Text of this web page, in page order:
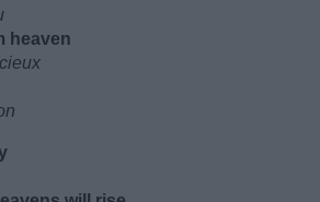
heaven